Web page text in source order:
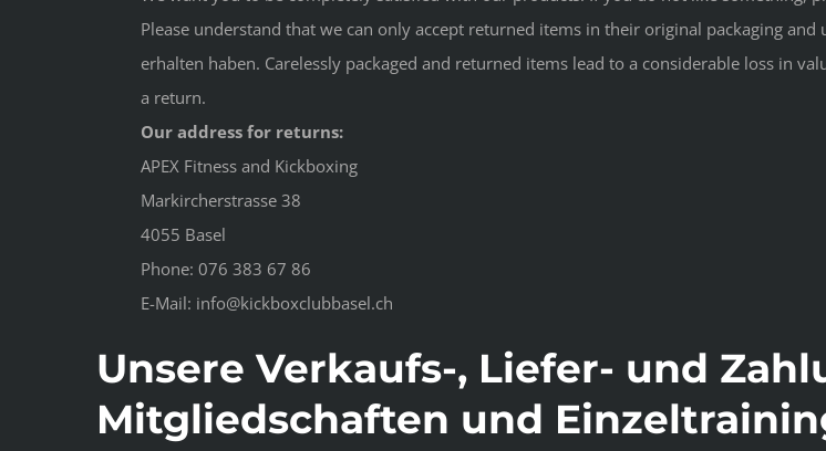
Please understand that we can only accept returned items in their original packaging
erhalten haben. Carelessly packaged and returned items lead to a considerable loss in
a return.
Our address for returns:
APEX Fitness and Kickboxing
Markircherstrasse 38
4055 Basel
Phone: 076 383 67 86
E-Mail: info@kickboxclubbasel.ch
Unsere Verkaufs-, Liefer- und
Mitgliedschaften und